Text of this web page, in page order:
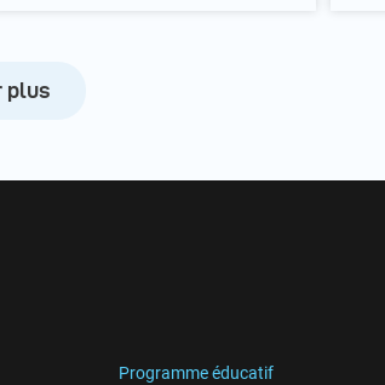
plus
Programme éducatif